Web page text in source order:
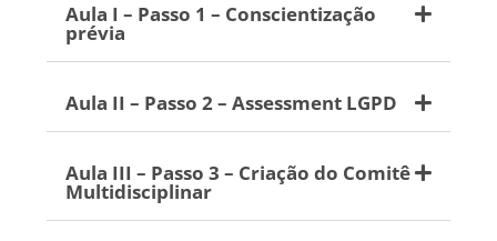
Aula I – Passo 1 – Conscientização
prévia
Aula II – Passo 2 – Assessment LGPD
Aula III – Passo 3 – Criação do Comitê
Multidisciplinar